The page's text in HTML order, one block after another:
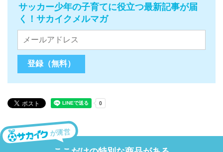
サッカー少年の子育てに役立つ最新記事が届
く！サカイクメルマガ
が運営